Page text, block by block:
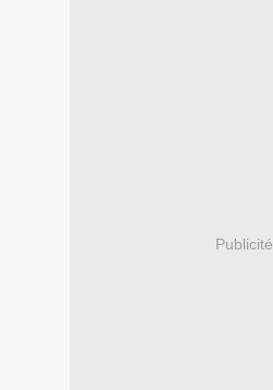
Publicité